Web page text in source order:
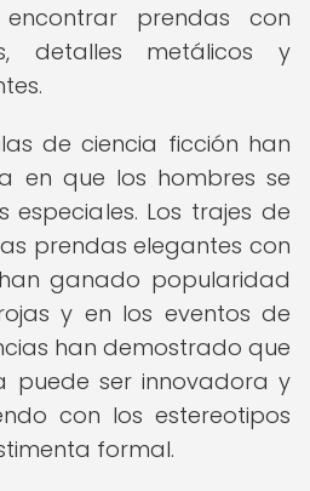
prendas con
detalles metálicos y
de ciencia ficción han
en que los hombres se
especiales. Los trajes de
prendas elegantes con
ganado popularidad
y en los eventos de
han demostrado que
puede ser innovadora y
con los estereotipos
formal.